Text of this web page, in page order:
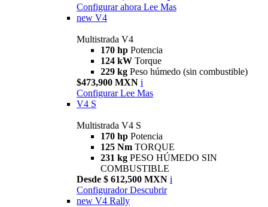
Configurar ahora Lee Mas
new V4
Multistrada V4
170 hp Potencia
124 kW Torque
229 kg Peso húmedo (sin combustible)
$473,900 MXN i
Configurar Lee Mas
V4 S
Multistrada V4 S
170 hp Potencia
125 Nm TORQUE
231 kg PESO HÚMEDO SIN
COMBUSTIBLE
Desde $ 612,500 MXN i
Configurador Descubrir
new V4 Rally